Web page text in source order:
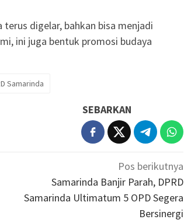
digelar, bahkan bisa menjadi
ini juga bentuk promosi budaya
Samarinda
SEBARKAN
Pos berikutnya
Samarinda Banjir Parah, DPRD
Samarinda Ultimatum 5 OPD Segera
Bersinergi